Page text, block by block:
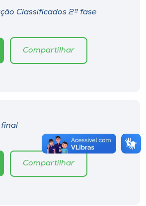
Classificados 2ª fase
Compartilhar
final
Compartilhar